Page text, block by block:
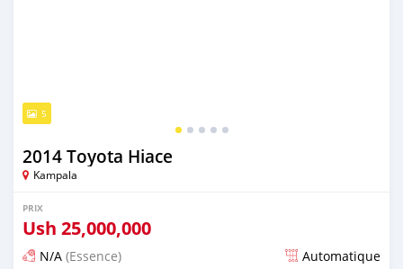
5
2014 Toyota Hiace
Kampala
PRIX
Ush 25,000,000
N/A (Essence) Automatique